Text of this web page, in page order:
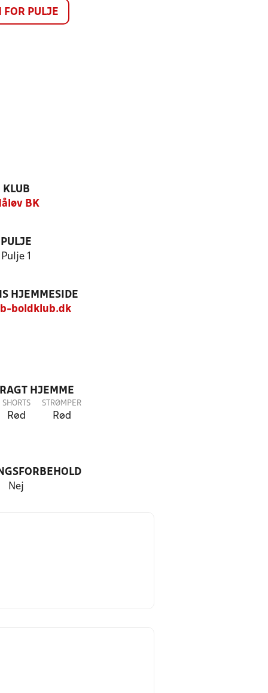
FOR PULJE
KLUB
BK
PULJE
Pulje 1
HJEMMESIDE
boldklub.dk
HJEMME
SHORTS
Rød
STRØMPER
Rød
Nej